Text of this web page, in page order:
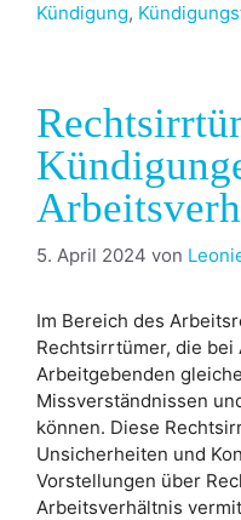
Kündigung,
5. April 2024 von
Im Bereich des
Rechtsirrtümer, die
Arbeitgebenden
Missverständnissen
können. Diese
Unsicherheiten und
Vorstellungen über
Arbeitsverhältnis